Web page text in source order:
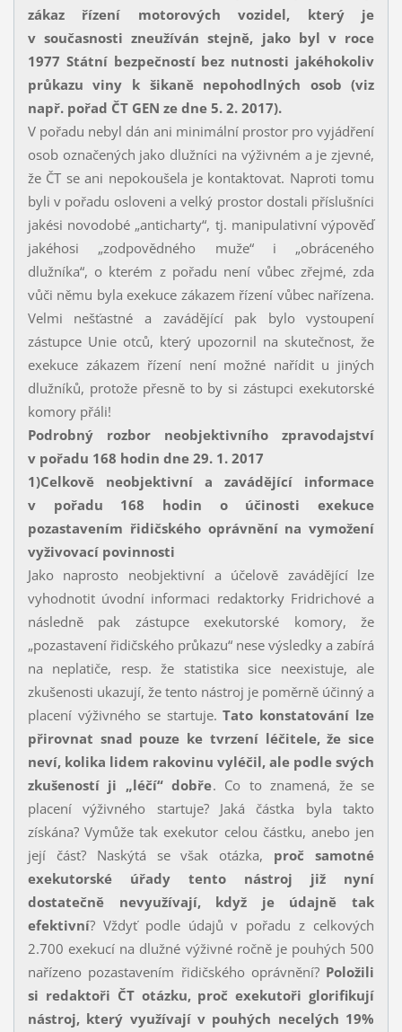
zákaz řízení motorových vozidel, který je
v současnosti zneužíván stejně, jako byl v roce
1977 Státní bezpečností bez nutnosti jakéhokoliv
průkazu viny k šikaně nepohodlných osob (viz
např. pořad ČT GEN ze dne 5. 2. 2017).
V pořadu nebyl dán ani minimální prostor pro vyjádření
osob označených jako dlužníci na výživném a je zjevné,
že ČT se ani nepokoušela je kontaktovat. Naproti tomu
byli v pořadu osloveni a velký prostor dostali příslušníci
jakési novodobé „anticharty“, tj. manipulativní výpověď
jakéhosi „zodpovědného muže“ i „obráceného
dlužníka“, o kterém z pořadu není vůbec zřejmé, zda
vůči němu byla exekuce zákazem řízení vůbec nařízena.
Velmi nešťastné a zavádějící pak bylo vystoupení
zástupce Unie otců, který upozornil na skutečnost, že
exekuce zákazem řízení není možné nařídit u jiných
dlužníků, protože přesně to by si zástupci exekutorské
komory přáli!
Podrobný rozbor neobjektivního zpravodajství
v pořadu 168 hodin dne 29. 1. 2017
1)Celkově neobjektivní a zavádějící informace
v pořadu 168 hodin o účinosti exekuce
pozastavením řidičského oprávnění na vymožení
vyživovací povinnosti
Jako naprosto neobjektivní a účelově zavádějící lze
vyhodnotit úvodní informaci redaktorky Fridrichové a
následně pak zástupce exekutorské komory, že
„pozastavení řidičského průkazu“ nese výsledky a zabírá
na neplatiče, resp. že statistika sice neexistuje, ale
zkušenosti ukazují, že tento nástroj je poměrně účinný a
placení výživného se startuje.Tato konstatování lze
přirovnat snad pouze ke tvrzení léčitele, že sice
neví, kolika lidem rakovinu vyléčil, ale podle svých
zkušeností ji „léčí“ dobře. Co to znamená, že se
placení výživného startuje? Jaká částka byla takto
získána? Vymůže tak exekutor celou částku, anebo jen
její část? Naskýtá se však otázka, proč samotné
exekutorské úřady tento nástroj již nyní
dostatečně nevyužívají, když je údajně tak
efektivní? Vždyť podle údajů v pořadu z celkových
2.700 exekucí na dlužné výživné ročně je pouhých 500
nařízeno pozastavením řidičského oprávnění? Položili
si redaktoři ČT otázku, proč exekutoři glorifikují
nástroj, který využívají v pouhých necelých 19%